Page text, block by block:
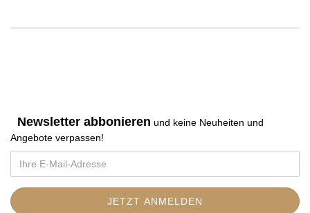
Newsletter abbonieren und keine Neuheiten und
Angebote verpassen!